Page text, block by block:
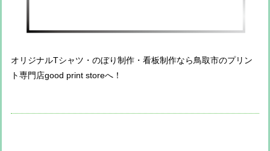
オリジナルTシャツ・のぼり制作・看板制作なら鳥取市のプリン
ト専門店good print storeへ！